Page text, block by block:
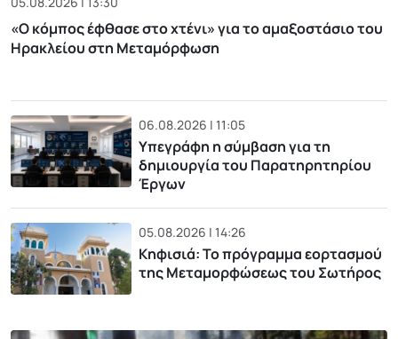
«Ο κόμπος έφθασε στο χτένι» για το αμαξοστάσιο του
Ηρακλείου στη Μεταμόρφωση
06.08.2026 | 11:05
Υπεγράφη η σύμβαση για τη
δημιουργία του Παρατηρητηρίου
Έργων
05.08.2026 | 14:26
Κηφισιά: Το πρόγραμμα εορτασμού
της Μεταμορφώσεως του Σωτήρος